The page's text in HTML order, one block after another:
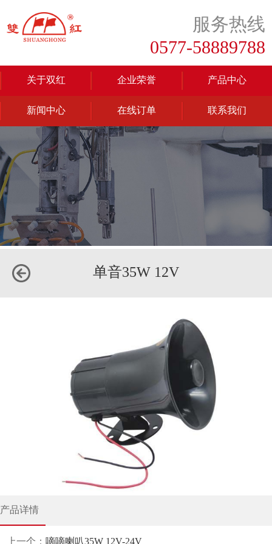
服务热线
0577-58889788
关于双红 企业荣誉 产品中心
新闻中心 在线订单 联系我们
单音35W 12V
产品详情